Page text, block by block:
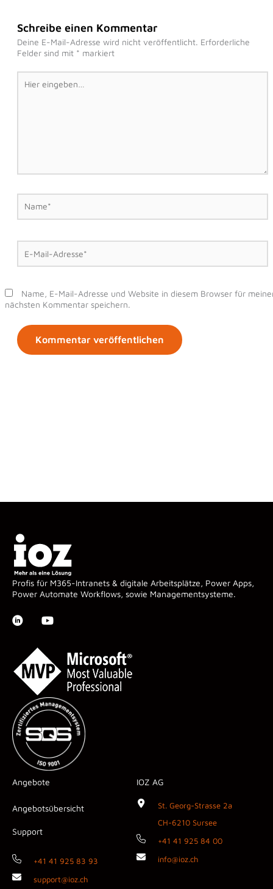
Schreibe einen Kommentar
Deine E-Mail-Adresse wird nicht veröffentlicht. Erforderliche
Felder sind mit * markiert
Hier
eingeben…
Name*
E-
Mail-
Adresse*
Name, E-Mail-Adresse und Website in diesem Browser für
nächsten Kommentar speichern.
Profis für M365-Intranets & digitale Arbeitsplätze, Power Apps,
Power Automate Workflows, sowie Managementsysteme.
Angebote
Angebotsübersicht
Support
+41 41 925 83 93
support@ioz.ch
IOZ AG
St. Georg-Strasse 2a
CH-6210 Sursee
+41 41 925 84 00
info@ioz.ch